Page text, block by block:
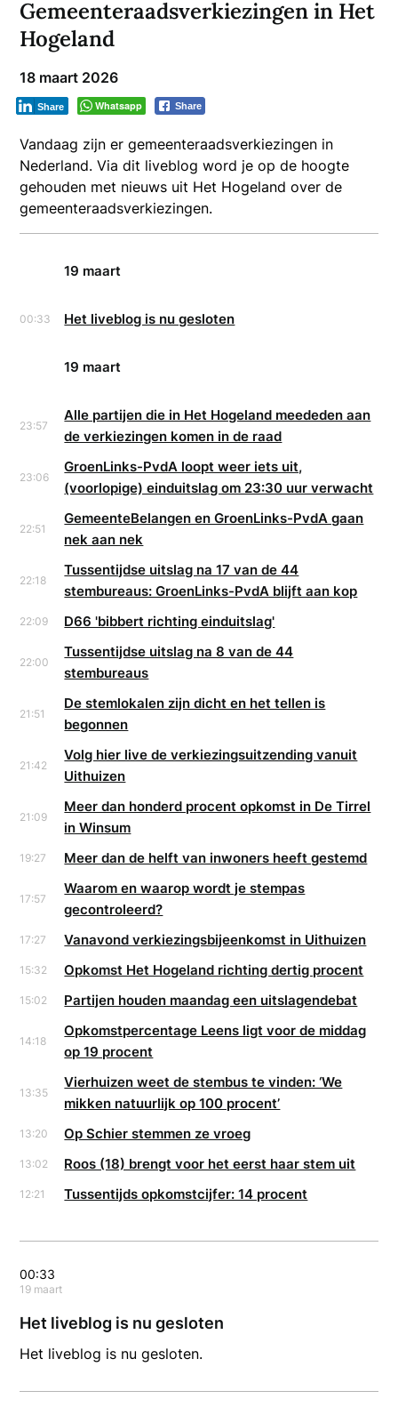
Gemeenteraadsverkiezingen in Het
Hogeland
18 maart 2026
Whatsapp Share
Share
Vandaag zijn er gemeenteraadsverkiezingen in
Nederland. Via dit liveblog word je op de hoogte
gehouden met nieuws uit Het Hogeland over de
gemeenteraadsverkiezingen.
19 maart
00:33 Het liveblog is nu gesloten
19 maart
23:57
Alle partijen die in Het Hogeland meededen aan
de verkiezingen komen in de raad
23:06
GroenLinks-PvdA loopt weer iets uit,
(voorlopige) einduitslag om 23:30 uur verwacht
22:51
GemeenteBelangen en GroenLinks-PvdA gaan
nek aan nek
22:18
Tussentijdse uitslag na 17 van de 44
stembureaus: GroenLinks-PvdA blijft aan kop
22:09 D66 'bibbert richting einduitslag'
22:00
Tussentijdse uitslag na 8 van de 44
stembureaus
21:51
De stemlokalen zijn dicht en het tellen is
begonnen
21:42
Volg hier live de verkiezingsuitzending vanuit
Uithuizen
21:09
Meer dan honderd procent opkomst in De Tirrel
in Winsum
19:27 Meer dan de helft van inwoners heeft gestemd
17:57
Waarom en waarop wordt je stempas
gecontroleerd?
17:27 Vanavond verkiezingsbijeenkomst in Uithuizen
15:32 Opkomst Het Hogeland richting dertig procent
15:02 Partijen houden maandag een uitslagendebat
14:18
Opkomstpercentage Leens ligt voor de middag
op 19 procent
13:35
Vierhuizen weet de stembus te vinden: ‘We
mikken natuurlijk op 100 procent’
13:20 Op Schier stemmen ze vroeg
13:02 Roos (18) brengt voor het eerst haar stem uit
12:21 Tussentijds opkomstcijfer: 14 procent
00:33
19 maart
Het liveblog is nu gesloten
Het liveblog is nu gesloten.